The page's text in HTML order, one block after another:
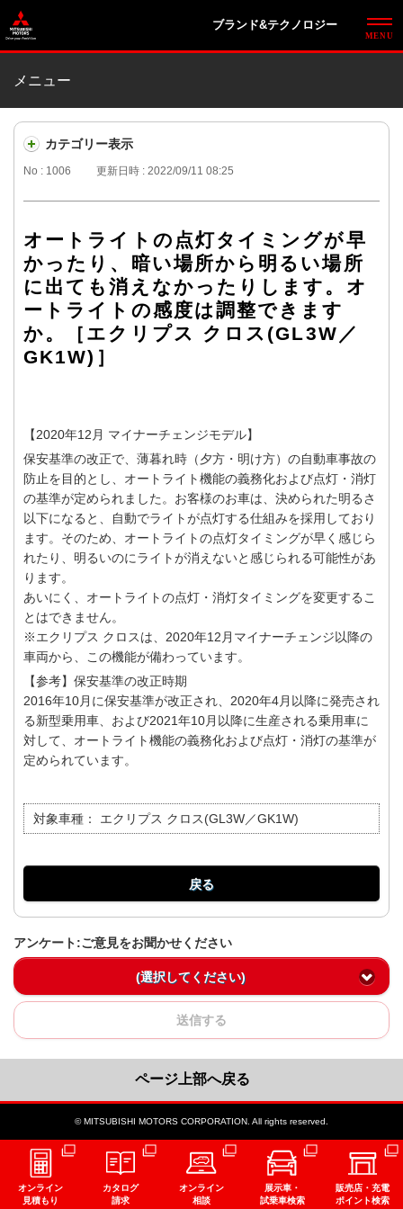
ブランド&テクノロジー
メニュー
カテゴリー表示
No : 1006 更新日時 : 2022/09/11 08:25
オートライトの点灯タイミングが早
かったり、暗い場所から明るい場所
に出ても消えなかったりします。オ
ートライトの感度は調整できます
か。［エクリプス クロス(GL3W／
GK1W)］
【2020年12月 マイナーチェンジモデル】
保安基準の改正で、薄暮れ時（夕方・明け方）の自動車事故の
防止を目的とし、オートライト機能の義務化および点灯・消灯
の基準が定められました。お客様のお車は、決められた明るさ
以下になると、自動でライトが点灯する仕組みを採用しており
ます。そのため、オートライトの点灯タイミングが早く感じら
れたり、明るいのにライトが消えないと感じられる可能性があ
ります。
あいにく、オートライトの点灯・消灯タイミングを変更するこ
とはできません。
※エクリプス クロスは、2020年12月マイナーチェンジ以降の
車両から、この機能が備わっています。
【参考】保安基準の改正時期
2016年10月に保安基準が改正され、2020年4月以降に発売され
る新型乗用車、および2021年10月以降に生産される乗用車に
対して、オートライト機能の義務化および点灯・消灯の基準が
定められています。
対象車種： エクリプス クロス(GL3W／GK1W)
戻る
アンケート:ご意見をお聞かせください
(選択してください)
送信する
ページ上部へ戻る
© MITSUBISHI MOTORS CORPORATION. All rights reserved.
オンライン
見積もり
カタログ
請求
オンライン
相談
展示車・
試乗車検索
販売店・充電
ポイント検索